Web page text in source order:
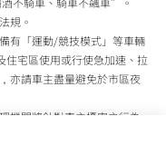
規。
有「運動/競技模式」等車輛
住宅區使用或行使急加速、拉
亦請車主盡量避免於市區夜
機關將針對車主擾寧之行為